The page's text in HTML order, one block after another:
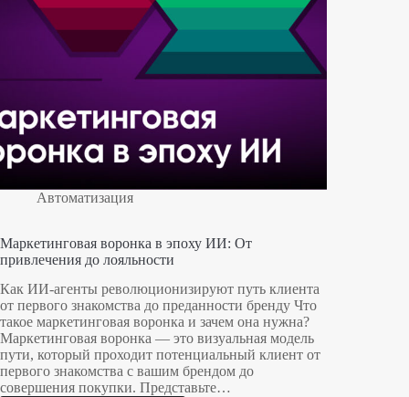
Автоматизация
Маркетинговая воронка в эпоху ИИ: От
привлечения до лояльности
Как ИИ-агенты революционизируют путь клиента
от первого знакомства до преданности бренду Что
такое маркетинговая воронка и зачем она нужна?
Маркетинговая воронка — это визуальная модель
пути, который проходит потенциальный клиент от
первого знакомства с вашим брендом до
совершения покупки. Представьте…